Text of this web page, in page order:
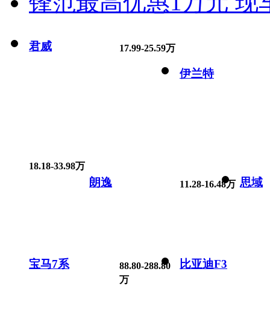
君威 17.99-25.59万
伊兰特
18.18-33.98万
朗逸 11.28-16.48万 思域
宝马7系
88.80-288.80
万
比亚迪F3